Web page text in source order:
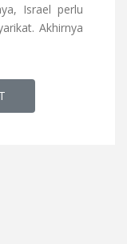
Israel perlu
Akhirnya
SWT BENCI
ARTICLE: KEWAJIPAN